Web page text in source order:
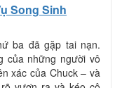
Song Sinh
ba đã gặp tai nạn.
của những người vô
xác của Chuck – và